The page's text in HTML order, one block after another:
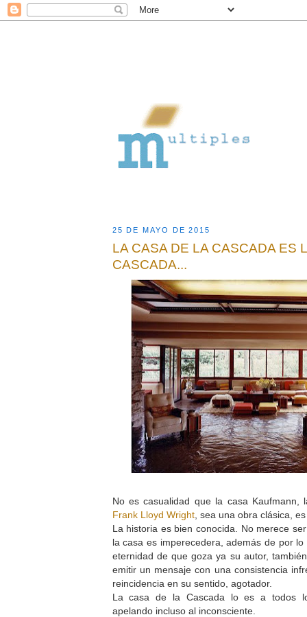
25 DE MAYO DE 2015
LA CASA DE LA CASCADA ES
CASCADA...
No es casualidad que la casa Kaufmann,
Frank Lloyd Wright, sea una obra clásica,
La historia es bien conocida. No merece
la casa es imperecedera, además de por
eternidad de que goza ya su autor,
emitir un mensaje con una consistencia
reincidencia en su sentido, agotador.
La casa de la Cascada lo es a todos
apelando incluso al inconsciente.